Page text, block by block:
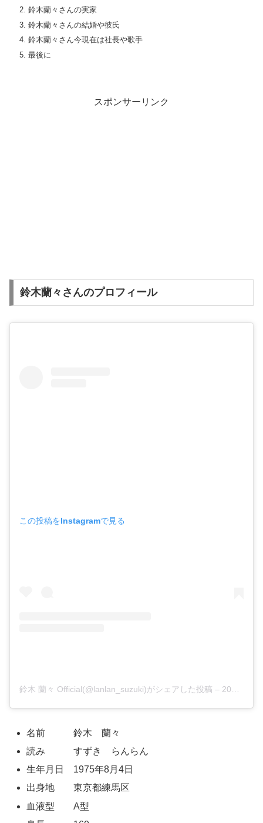
鈴木蘭々さんの実家
鈴木蘭々さんの結婚や彼氏
鈴木蘭々さん今現在は社長や歌手
最後に
スポンサーリンク
鈴木蘭々さんのプロフィール
この投稿をInstagramで見る
鈴木 蘭々 Official(@lanlan_suzuki)がシェアした投稿 – 2018年 9月月3日午前2時17分PDT
名前 鈴木 蘭々
読み すずき らんらん
生年月日 1975年8月4日
出身地 東京都練馬区
血液型 A型